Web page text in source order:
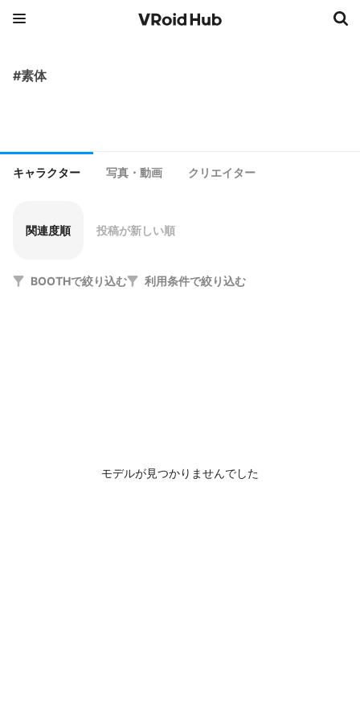
#素体
キャラクター 写真・動画 クリエイター
関連度順 投稿が新しい順
BOOTHで絞り込む 利用条件で絞り込む
モデルが見つかりませんでした